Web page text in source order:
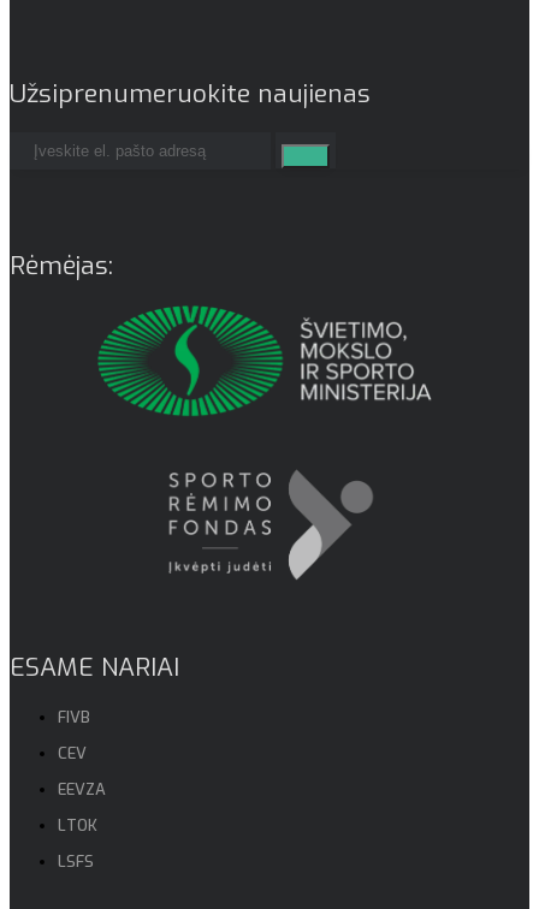
Užsiprenumeruokite naujienas
Rėmėjas:
ESAME NARIAI
FIVB
CEV
EEVZA
LTOK
LSFS